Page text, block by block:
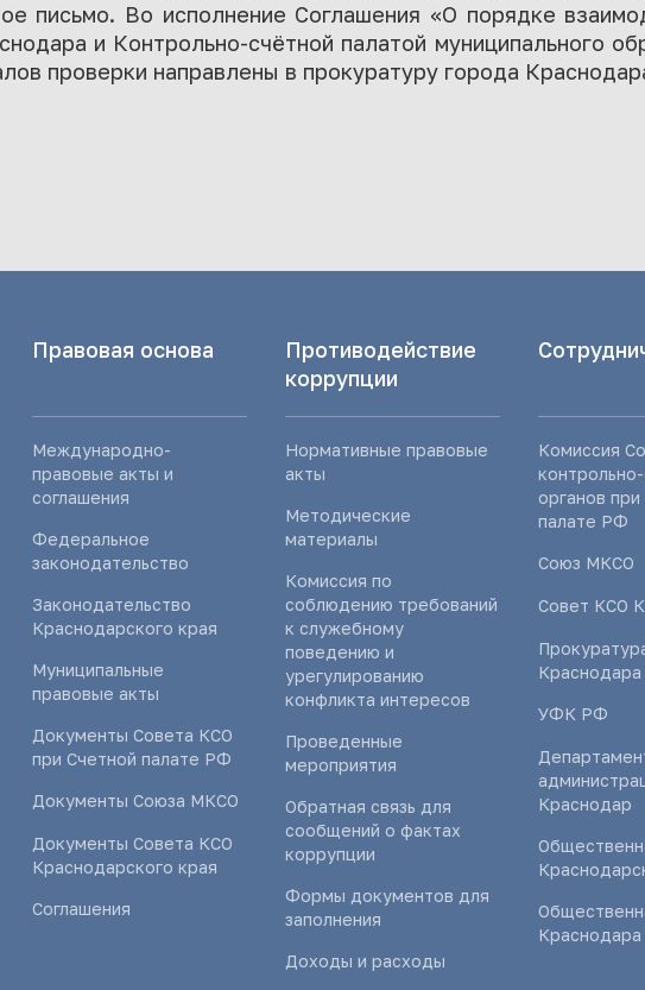
письмо. Во исполнение Соглашения «О порядке
и Контрольно-счётной палатой муниципального
проверки направлены в прокуратуру города
Правовая основа
Международно-
правовые акты и
соглашения
Федеральное
законодательство
Законодательство
Краснодарского края
Муниципальные
правовые акты
Документы Совета КСО
при Счетной палате РФ
Документы Союза МКСО
Документы Совета КСО
Краснодарского края
Соглашения
Противодействие
коррупции
Нормативные правовые
акты
Методические
материалы
Комиссия по
соблюдению требований
к служебному
поведению и
урегулированию
конфликта интересов
Проведенные
мероприятия
Обратная связь для
сообщений о фактах
коррупции
Формы документов для
заполнения
Доходы и расходы
Комиссия
органов
палате РФ
Союз МКСО
Совет КСО
Краснодара
УФК РФ
Краснодар
Краснодара